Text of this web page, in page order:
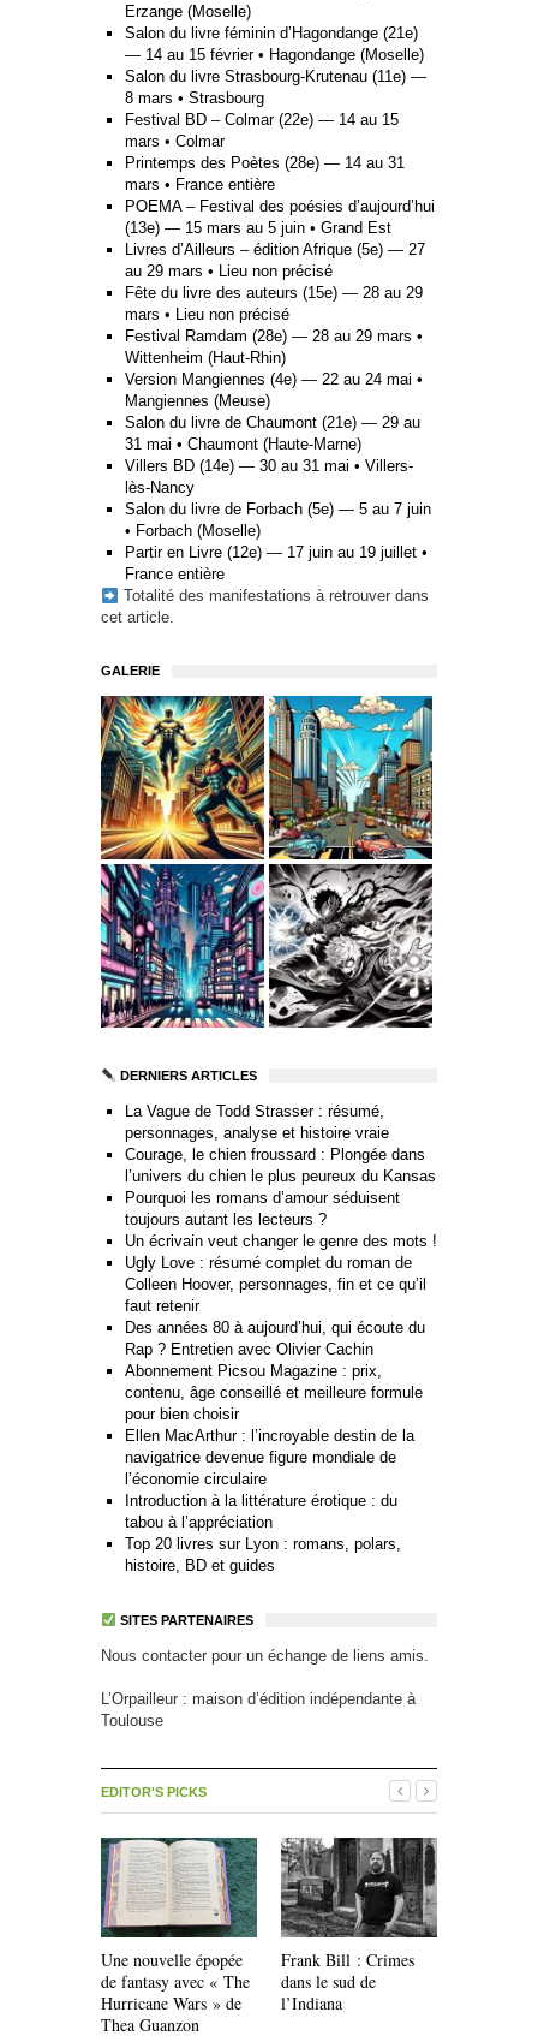
Erzange (Moselle)
Salon du livre féminin d’Hagondange (21e)
— 14 au 15 février • Hagondange (Moselle)
Salon du livre Strasbourg-Krutenau (11e) —
8 mars • Strasbourg
Festival BD – Colmar (22e) — 14 au 15
mars • Colmar
Printemps des Poètes (28e) — 14 au 31
mars • France entière
POEMA – Festival des poésies d’aujourd’hui
(13e) — 15 mars au 5 juin • Grand Est
Livres d’Ailleurs – édition Afrique (5e) — 27
au 29 mars • Lieu non précisé
Fête du livre des auteurs (15e) — 28 au 29
mars • Lieu non précisé
Festival Ramdam (28e) — 28 au 29 mars •
Wittenheim (Haut-Rhin)
Version Mangiennes (4e) — 22 au 24 mai •
Mangiennes (Meuse)
Salon du livre de Chaumont (21e) — 29 au
31 mai • Chaumont (Haute-Marne)
Villers BD (14e) — 30 au 31 mai • Villers-
lès-Nancy
Salon du livre de Forbach (5e) — 5 au 7 juin
• Forbach (Moselle)
Partir en Livre (12e) — 17 juin au 19 juillet •
France entière
Totalité des manifestations à retrouver dans
cet article.
GALERIE
DERNIERS ARTICLES
La Vague de Todd Strasser : résumé,
personnages, analyse et histoire vraie
Courage, le chien froussard : Plongée dans
l’univers du chien le plus peureux du Kansas
Pourquoi les romans d’amour séduisent
toujours autant les lecteurs ?
Un écrivain veut changer le genre des mots !
Ugly Love : résumé complet du roman de
Colleen Hoover, personnages, fin et ce qu’il
faut retenir
Des années 80 à aujourd’hui, qui écoute du
Rap ? Entretien avec Olivier Cachin
Abonnement Picsou Magazine : prix,
contenu, âge conseillé et meilleure formule
pour bien choisir
Ellen MacArthur : l’incroyable destin de la
navigatrice devenue figure mondiale de
l’économie circulaire
Introduction à la littérature érotique : du
tabou à l’appréciation
Top 20 livres sur Lyon : romans, polars,
histoire, BD et guides
SITES PARTENAIRES
Nous contacter pour un échange de liens amis.
L’Orpailleur : maison d’édition indépendante à
Toulouse
EDITOR'S PICKS
Une nouvelle épopée
de fantasy avec « The
Hurricane Wars » de
Thea Guanzon
Frank Bill : Crimes
dans le sud de
l’Indiana